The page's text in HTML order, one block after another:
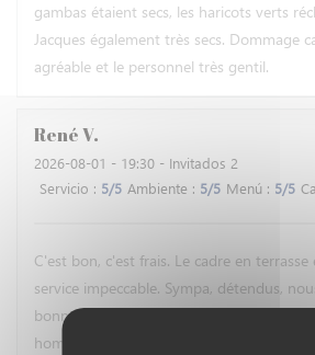
gambas étaient secs, les haricots verts
Jacques également très secs. Dommage
agréable et le personnel très gentil.
RenéV
2026-08-01 - 19:30 - Invitados 2
Servicio : 5/5 Ambiente : 5/5 Menú : 5/5
C'est bon, c'est frais. Le cadre en terrasse
service impeccable. Sympa, détendus,
bonne soirée en savourant des huîtres et
homard, pamplemousse, noisettes,